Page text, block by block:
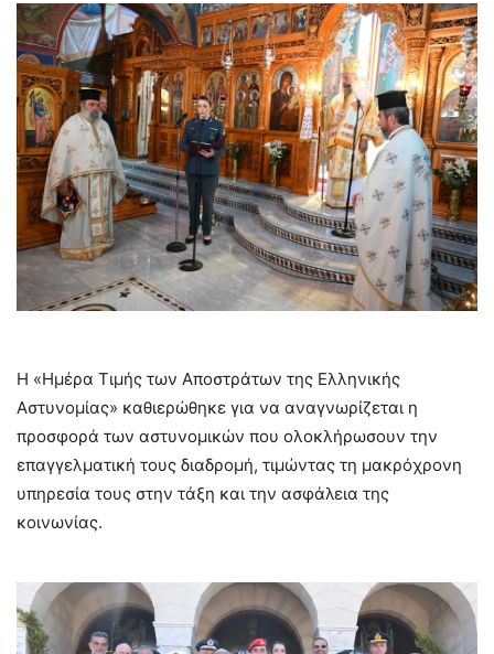
Η «Ημέρα Τιμής των Αποστράτων της Ελληνικής
Αστυνομίας» καθιερώθηκε για να αναγνωρίζεται η
προσφορά των αστυνομικών που ολοκλήρωσουν την
επαγγελματική τους διαδρομή, τιμώντας τη μακρόχρονη
υπηρεσία τους στην τάξη και την ασφάλεια της
κοινωνίας.